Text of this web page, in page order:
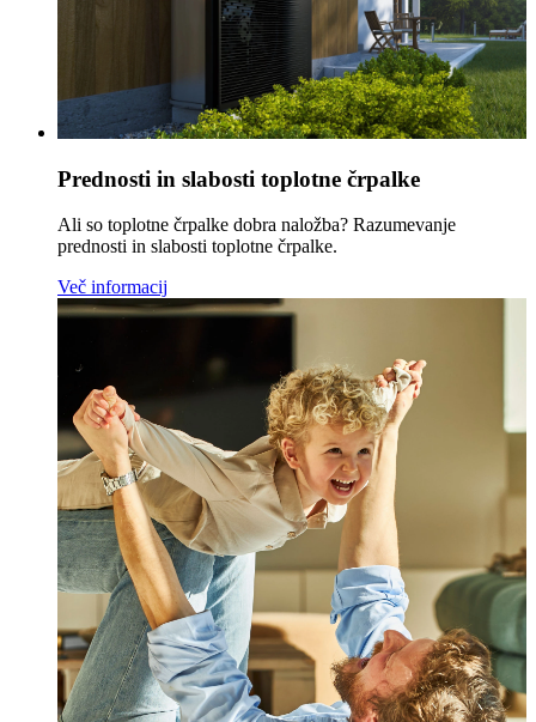
Prednosti in slabosti toplotne črpalke
Ali so toplotne črpalke dobra naložba? Razumevanje
prednosti in slabosti toplotne črpalke.
Več informacij